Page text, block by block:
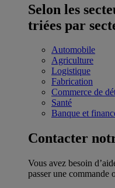
Selon les
triées par
Automobile
Agriculture
Logistique
Fabrication
Commerce de
Santé
Banque et
Contacter
Vous avez besoin
passer une commande